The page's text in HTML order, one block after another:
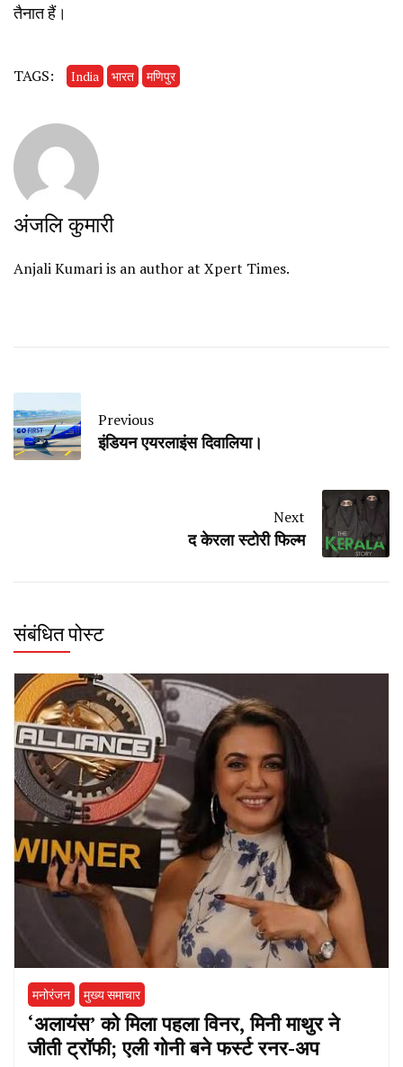
तैनात हैं।
TAGS: India भारत मणिपुर
अंजलि कुमारी
Anjali Kumari is an author at Xpert Times.
Previous
इंडियन एयरलाइंस दिवालिया।
Next
द केरला स्टोरी फिल्म
संबंधित पोस्ट
मनोरंजन मुख्य समाचार
‘अलायंस’ को मिला पहला विनर, मिनी माथुर ने
जीती ट्रॉफी; एली गोनी बने फर्स्ट रनर-अप